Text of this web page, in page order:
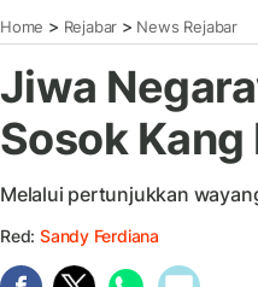
Home > Rejabar > News Rejabar
Jiwa
Sosok Kang
Melalui pertunjukkan
Red: Sandy Ferdiana